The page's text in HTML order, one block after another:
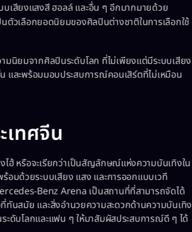
เสียงแสงสี ฮอลล์ และอื่น ๆ อีกมากมายด้วย
ตัวเลือกยอดนิยมของศิลปินต่างชาติในการเลือกใช้
นิยมจากศิลปินระดับโลก ที่ไม่เพียงแต่มีระบบเสียง
และพร้อมมอบประสบการณ์คอนเสิร์ตที่ไม่เหมือน
ทศจีน
ฮ้ หรือจะเรียกว่าเป็นสัญลักษณ์แห่งความบันเทิงใน
มด้วยระบบเสียง แสง และการออกแบบเวที
Benz Arena เป็นสถานที่ที่สามารถจัดได้
ทันสมัย และสิ่งอำนวยความสะดวกด้านความบันเทิง
ดับโลกและแฟน ๆ ให้มาสัมผัสประสบการณ์ดี ๆ ได้